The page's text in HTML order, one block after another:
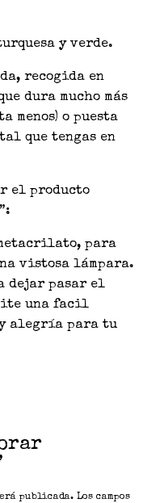
y verde.
recogida en
dura mucho más
menos) o puesta
que tengas en
el producto
para
vistosa lámpara.
dejar pasar el
una facil
alegría para tu
publicada. Los campos